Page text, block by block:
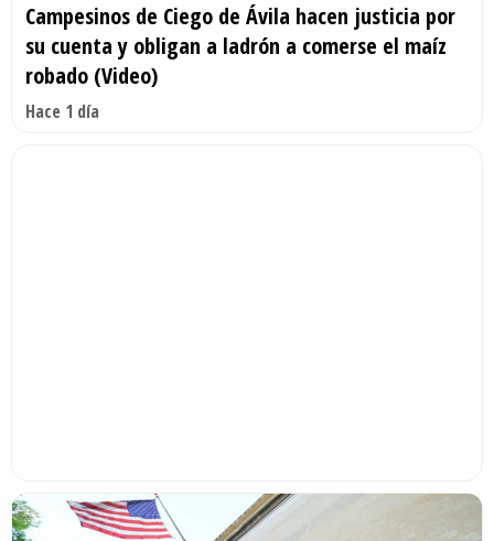
Campesinos de Ciego de Ávila hacen justicia por
su cuenta y obligan a ladrón a comerse el maíz
robado (Video)
Hace 1 día